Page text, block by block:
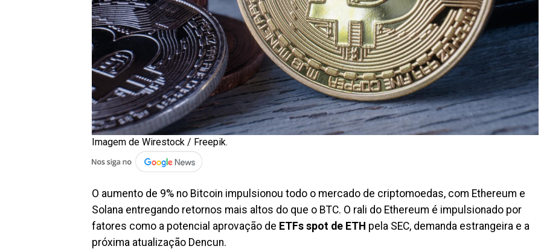
Imagem de Wirestock / Freepik.
O aumento de 9% no Bitcoin impulsionou todo o mercado de criptomoedas, com Ethereum e
Solana entregando retornos mais altos do que o BTC. O rali do Ethereum é impulsionado por
fatores como a potencial aprovação de ETFs spot de ETH pela SEC, demanda estrangeira e a
próxima atualização Dencun.